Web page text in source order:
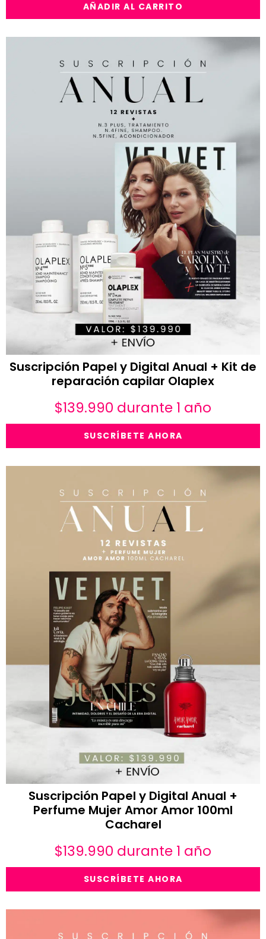
AÑADIR AL CARRITO
Suscripción Papel y Digital Anual + Kit de
reparación capilar Olaplex
$139.990 durante 1 año
SUSCRÍBETE AHORA
Suscripción Papel y Digital Anual +
Perfume Mujer Amor Amor 100ml
Cacharel
$139.990 durante 1 año
SUSCRÍBETE AHORA